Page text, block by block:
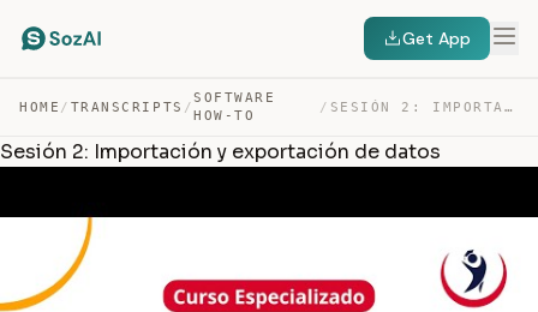
Get App
HOME / TRANSCRIPTS /
SOFTWARE
HOW-TO
/ SESIÓN 2: IMPORTACIÓN Y EXPORTACIÓN DE DATOS — TRANSCRIPT
Sesión 2: Importación y exportación de datos